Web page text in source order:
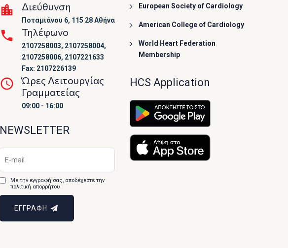
Διεύθυνση
Ποταμιάνου 6, 115 28 Αθήνα
Τηλέφωνο
2107258003, 2107258004,
2107258006, 2107221633
Fax: 2107226139
Ώρες Λειτουργίας
Γραμματείας
09:00 - 16:00
NEWSLETTER
Με την εγγραφή σας, αποδέχεστε την
πολιτική απορρήτου
ΕΓΓΡΑΦΗ
European Society of Cardiology
American College of Cardiology
World Heart Federation
Membership
HCS Application